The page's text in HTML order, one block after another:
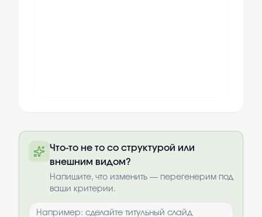
по почте после оплаты
Что-то не то со структурой или
внешним видом?
Напишите, что изменить — перегенерим под
ваши критерии.